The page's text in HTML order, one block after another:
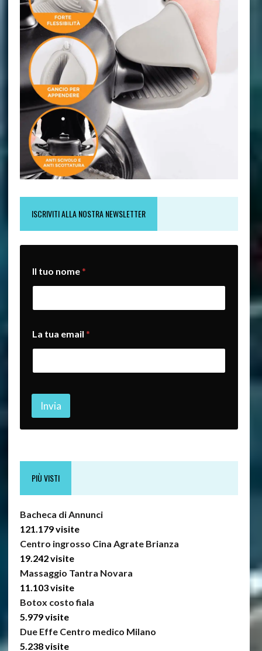
ISCRIVITI ALLA NOSTRA NEWSLETTER
Il tuo nome*
l
*
l
La tua email *
Invia
PIÙ VISTI
Bacheca di Annunci
121.179 visite
Centro ingrosso Cina Agrate Brianza
19.242 visite
Massaggio Tantra Novara
11.103 visite
Botox costo fiala
5.979 visite
Due Effe Centro medico Milano
5.238 visite